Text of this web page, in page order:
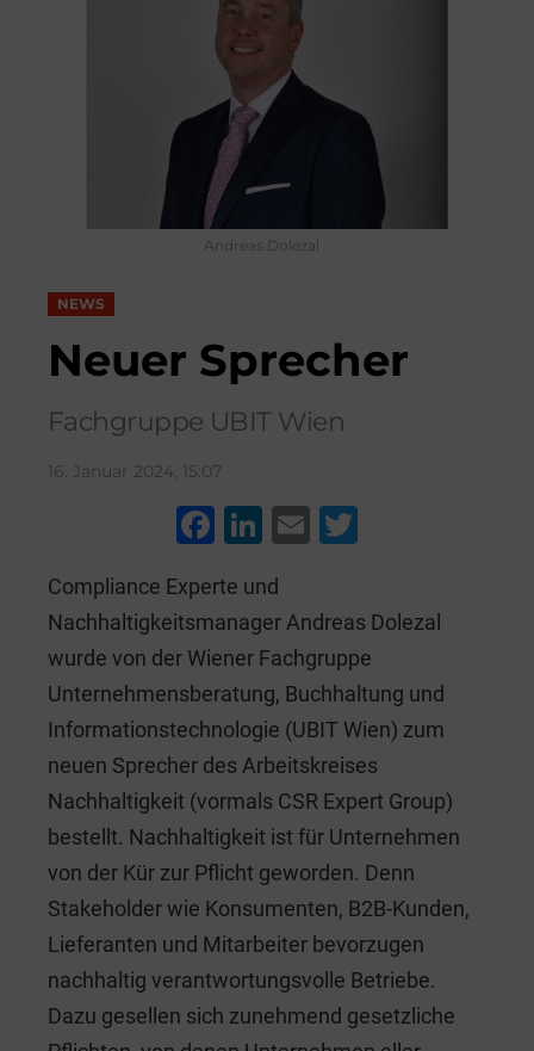
Andreas Dolezal
NEWS
Neuer Sprecher
Fachgruppe UBIT Wien
16. Januar 2024, 15:07
F
c
e
b
o
o
k
Li
k
e
dI
n
E
ai
l er
Compliance Experte und
Nachhaltigkeitsmanager Andreas Dolezal
wurde von der Wiener Fachgruppe
Unternehmensberatung, Buchhaltung und
Informationstechnologie (UBIT Wien) zum
neuen Sprecher des Arbeitskreises
Nachhaltigkeit (vormals CSR Expert Group)
bestellt. Nachhaltigkeit ist für Unternehmen
von der Kür zur Pflicht geworden. Denn
Stakeholder wie Konsumenten, B2B-Kunden,
Lieferanten und Mitarbeiter bevorzugen
nachhaltig verantwortungsvolle Betriebe.
Dazu gesellen sich zunehmend gesetzliche